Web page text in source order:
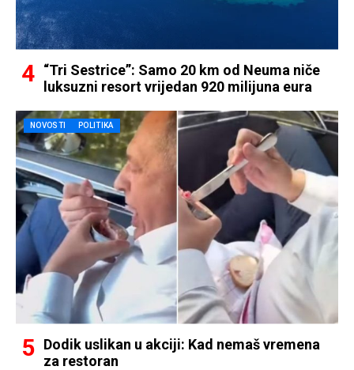
“Tri Sestrice”: Samo 20 km od Neuma niče
luksuzni resort vrijedan 920 milijuna eura
NOVOSTI POLITIKA
Dodik uslikan u akciji: Kad nemaš vremena
za restoran